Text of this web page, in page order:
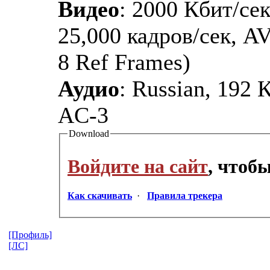
Видео: 2000 Кбит/
25,000 кадров/сек,
8 Ref Frames)
Аудио: Russian, 192
AC-3
Download
Войдите на сайт,
Как скачивать · Правила трекера
[Профиль]
[ЛС]